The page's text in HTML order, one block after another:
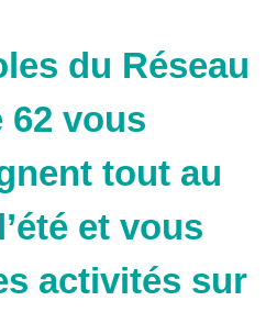
du Réseau
62 vous
tout au
et vous
activités sur